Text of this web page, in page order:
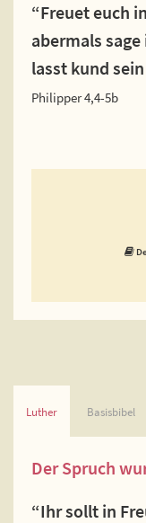
“Freuet euch
abermals
lasst kund
Philipper 4,4-5b
Luther Basisbibel
Der Spruch
“Ihr sollt in